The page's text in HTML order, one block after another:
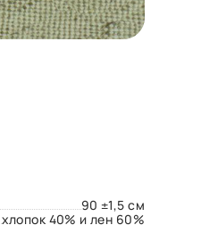
90 ±1,5 см
хлопок 40% и лен 60%